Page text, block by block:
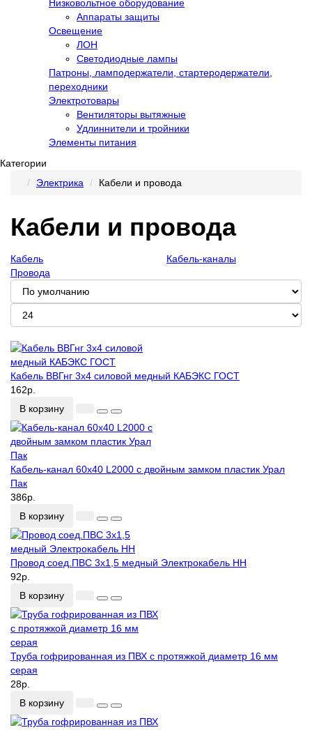
Низковольтное оборудование
Аппараты защиты
Освещение
ЛОН
Светодиодные лампы
Патроны, ламподержатели, стартеродержатели,
переходники
Электротовары
Вентиляторы вытяжные
Удлиннители и тройники
Элементы питания
Категории
Электрика
Кабели и провода
Кабели и провода
Кабель
Кабель-каналы
Провода
Кабель ВВГнг 3х4 силовой медный КАБЭКС ГОСТ
162р.
В корзину
Кабель-канал 60х40 L2000 с двойным замком пластик Урал
Пак
386р.
В корзину
Провод соед.ПВС 3х1,5 медный Электрокабель НН
92р.
В корзину
Труба гофрированная из ПВХ с протяжкой диаметр 16 мм
серая
28р.
В корзину